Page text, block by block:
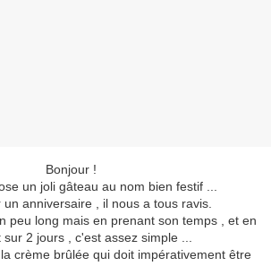
Bonjour !
un joli gâteau au nom bien festif ...
un anniversaire , il nous a tous ravis.
peu long mais en prenant son temps , et en
sur 2 jours , c'est assez simple ...
crème brûlée qui doit impérativement être